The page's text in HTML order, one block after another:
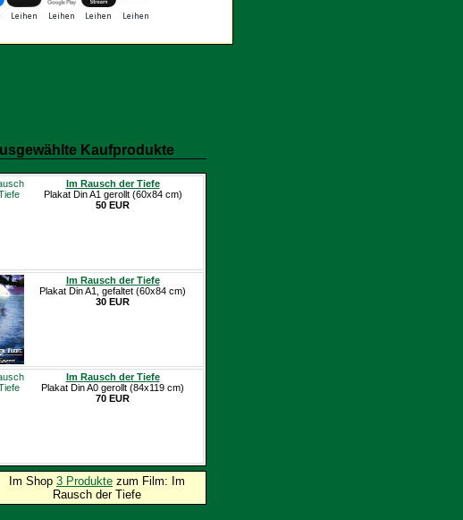
Kaufprodukte
Im Rausch der Tiefe
Plakat Din A1 gerollt (60x84 cm)
50 EUR
Im Rausch der Tiefe
Plakat Din A1, gefaltet (60x84 cm)
30 EUR
Im Rausch der Tiefe
Plakat Din A0 gerollt (84x119 cm)
70 EUR
Im Shop 3 Produkte zum Film: Im
Rausch der Tiefe